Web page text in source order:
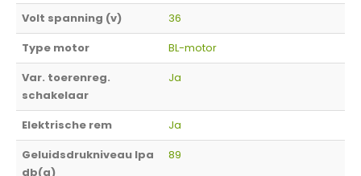
Volt spanning (v)
36
Type motor
BL-motor
Var. toerenreg.
schakelaar
Ja
Elektrische rem
Ja
Geluidsdrukniveau lpa
db(a)
89